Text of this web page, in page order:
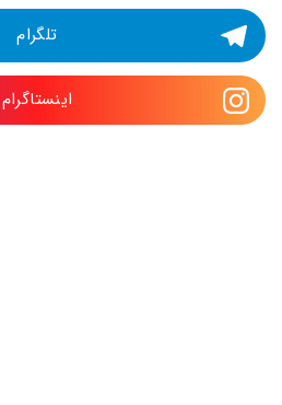
تلگرام
اینستاگرام